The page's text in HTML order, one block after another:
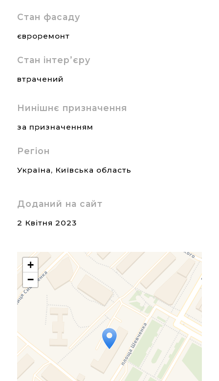
Стан фасаду
євроремонт
Стан інтер’єру
втрачений
Нинішнє призначення
за призначенням
Регіон
Україна, Київська область
Доданий на сайт
2 Квітня 2023
Travelers' Map is loading...
If you see this after your
page is loaded completely,
leafletJS files are missing.
+
−